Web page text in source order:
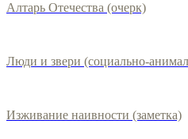
Алтарь Отечества (очерк)
Люди и звери (социально-
Изживание наивности (заметка)